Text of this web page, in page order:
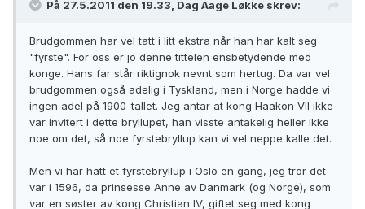
På 27.5.2011 den 19.33, Dag Aage Løkke skrev:
Brudgommen har vel tatt i litt ekstra når han har kalt seg
"fyrste". For oss er jo denne tittelen ensbetydende med
konge. Hans far står riktignok nevnt som hertug. Da var vel
brudgommen også adelig i Tyskland, men i Norge hadde vi
ingen adel på 1900-tallet. Jeg antar at kong Haakon VII ikke
var invitert i dette bryllupet, han visste antakelig heller ikke
noe om det, så noe fyrstebryllup kan vi vel neppe kalle det.
Men vi har hatt et fyrstebryllup i Oslo en gang, jeg tror det
var i 1596, da prinsesse Anne av Danmark (og Norge), som
var en søster av kong Christian IV, giftet seg med kong